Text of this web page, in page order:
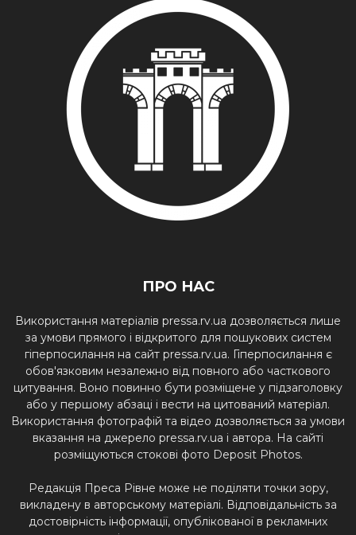
ПРО НАС
Використання матеріалів pressa.rv.ua дозволяється лише
за умови прямого і відкритого для пошукових систем
гіперпосилання на сайт pressa.rv.ua. Гіперпосилання є
обов'язковим незалежно від повного або часткового
цитування. Воно повинно бути розміщене у підзаголовку
або у першому абзаці і вести на цитований матеріал.
Використання фотографій та відео дозволяється за умови
вказання на джерело pressa.rv.ua і автора. На сайті
розміщуються стокові фото Deposit Photos.
Редакція Преса Рівне може не поділяти точки зору,
викладену в авторському матеріалі. Відповідальність за
достовірність інформації, опублікованої в рекламних